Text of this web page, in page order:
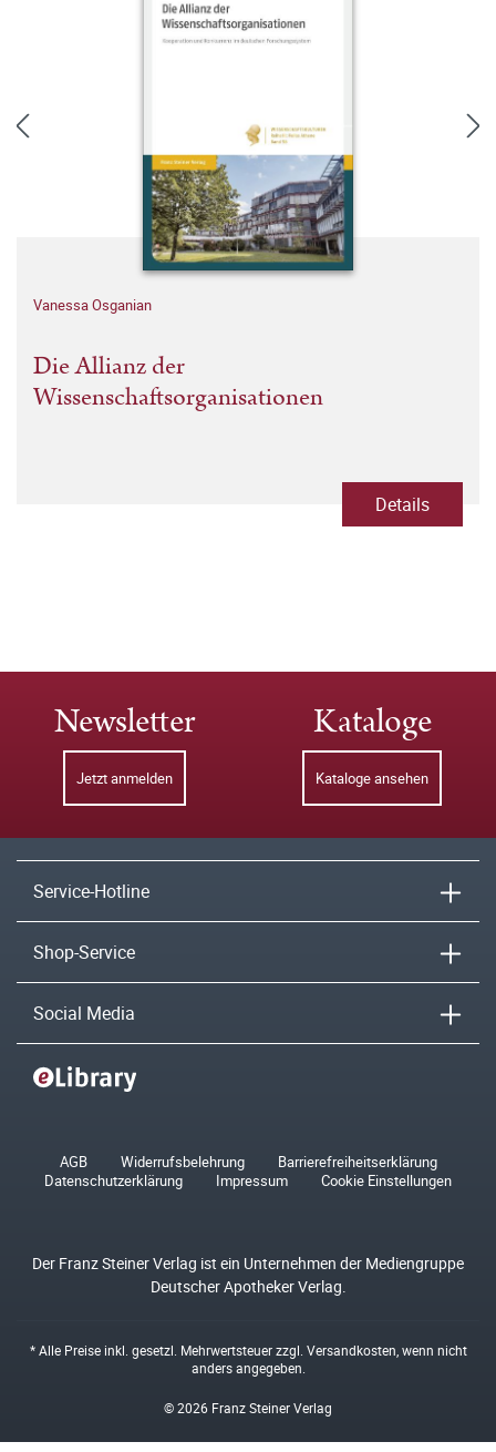
Vanessa Osganian
Die Allianz der
Wissenschaftsorganisationen
Details
Newsletter
Jetzt anmelden
Kataloge
Kataloge ansehen
Service-Hotline
Shop-Service
Social Media
AGB Widerrufsbelehrung
Barrierefreiheitserklärung
Datenschutzerklärung
Impressum Cookie Einstellungen
Der Franz Steiner Verlag ist ein Unternehmen der Mediengruppe
Deutscher Apotheker Verlag.
* Alle Preise inkl. gesetzl. Mehrwertsteuer zzgl. Versandkosten , wenn nicht
anders angegeben.
© 2026 Franz Steiner Verlag